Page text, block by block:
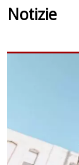
Notizie